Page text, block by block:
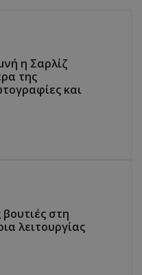
η Σαρλίζ
της
και
στη
λειτουργίας